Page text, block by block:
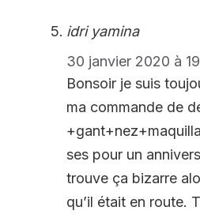
idri yamina
30 janvier 2020 à
Bonsoir je suis
ma commande de
ses pour un
trouve ça bizarre
qu’il était en route.